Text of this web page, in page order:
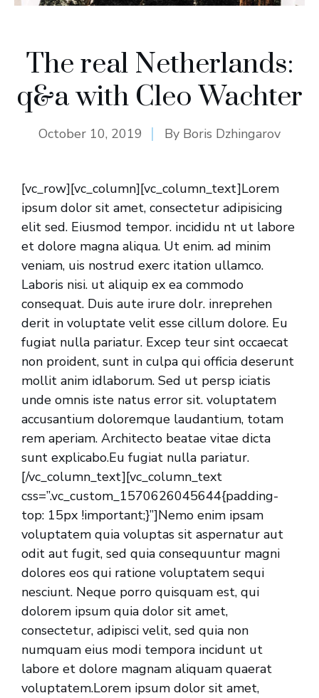
The real Netherlands:
q&a with Cleo Wachter
October 10, 2019 By Boris Dzhingarov
[vc_row][vc_column][vc_column_text]Lorem
ipsum dolor sit amet, consectetur adipisicing
elit sed. Eiusmod tempor. incididu nt ut labore
et dolore magna aliqua. Ut enim. ad minim
veniam, uis nostrud exerc itation ullamco.
Laboris nisi. ut aliquip ex ea commodo
consequat. Duis aute irure dolr. inreprehen
derit in voluptate velit esse cillum dolore. Eu
fugiat nulla pariatur. Excep teur sint occaecat
non proident, sunt in culpa qui officia deserunt
mollit anim idlaborum. Sed ut persp iciatis
unde omnis iste natus error sit. voluptatem
accusantium doloremque laudantium, totam
rem aperiam. Architecto beatae vitae dicta
sunt explicabo.Eu fugiat nulla pariatur.
[/vc_column_text][vc_column_text
css=”.vc_custom_1570626045644{padding-
top: 15px !important;}”]Nemo enim ipsam
voluptatem quia voluptas sit aspernatur aut
odit aut fugit, sed quia consequuntur magni
dolores eos qui ratione voluptatem sequi
nesciunt. Neque porro quisquam est, qui
dolorem ipsum quia dolor sit amet,
consectetur, adipisci velit, sed quia non
numquam eius modi tempora incidunt ut
labore et dolore magnam aliquam quaerat
voluptatem.Lorem ipsum dolor sit amet,